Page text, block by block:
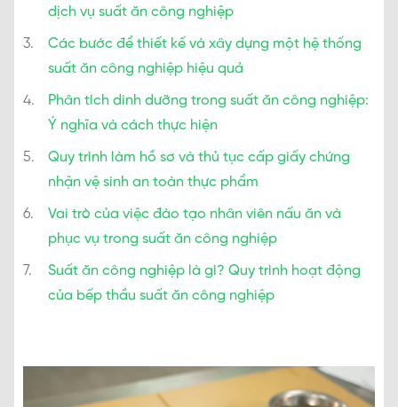
dịch vụ suất ăn công nghiệp
Các bước để thiết kế và xây dựng một hệ thống
suất ăn công nghiệp hiệu quả
Phân tích dinh dưỡng trong suất ăn công nghiệp:
Ý nghĩa và cách thực hiện
Quy trình làm hồ sơ và thủ tục cấp giấy chứng
nhận vệ sinh an toàn thực phẩm
Vai trò của việc đào tạo nhân viên nấu ăn và
phục vụ trong suất ăn công nghiệp
Suất ăn công nghiệp là gì? Quy trình hoạt động
của bếp thầu suất ăn công nghiệp